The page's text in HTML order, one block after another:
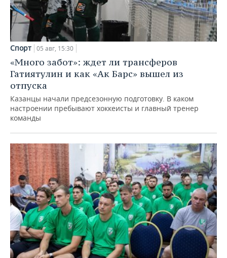
Спорт 05 авг, 15:30
«Много забот»: ждет ли трансферов
Гатиятулин и как «Ак Барс» вышел из
отпуска
Казанцы начали предсезонную подготовку. В каком
настроении пребывают хоккеисты и главный тренер
команды